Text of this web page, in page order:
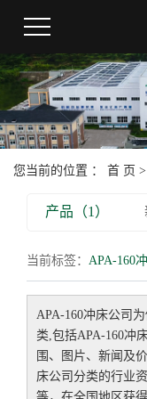
您当前的位置 ： 首 页
产品（1）
当前标签： APA-160
APA-160冲床公司
类,包括APA-160冲
围、图片、新闻及
床公司 分类的行业